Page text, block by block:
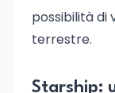
possibilità di
terrestre.
Starship: